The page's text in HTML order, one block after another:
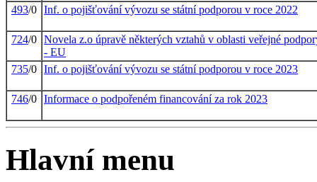
493/0 Inf. o pojišťování vývozu se státní podporou v roce 2022
724/0 Novela z.o úpravě některých vztahů v oblasti veřejné
- EU
735/0 Inf. o pojišťování vývozu se státní podporou v roce 2023
746/0 Informace o podpořeném financování za rok 2023
Hlavní menu